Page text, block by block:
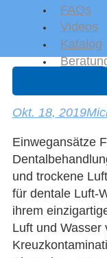
FAQs
Videos
Katalog
Okt. 18, 2019
Einwegansätze
und trockene
für dentale Luft-
ihrem
Luft und Wasser